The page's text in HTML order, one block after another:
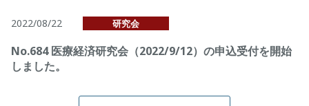
2022/08/22 研究会
No.684 医療経済研究会（2022/9/12）の申込受付を開始
しました。